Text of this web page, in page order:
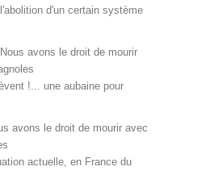
d'un certain système
Nous avons le droit de mourir
!... une aubaine pour
avons le droit de mourir avec
actuelle, en France du